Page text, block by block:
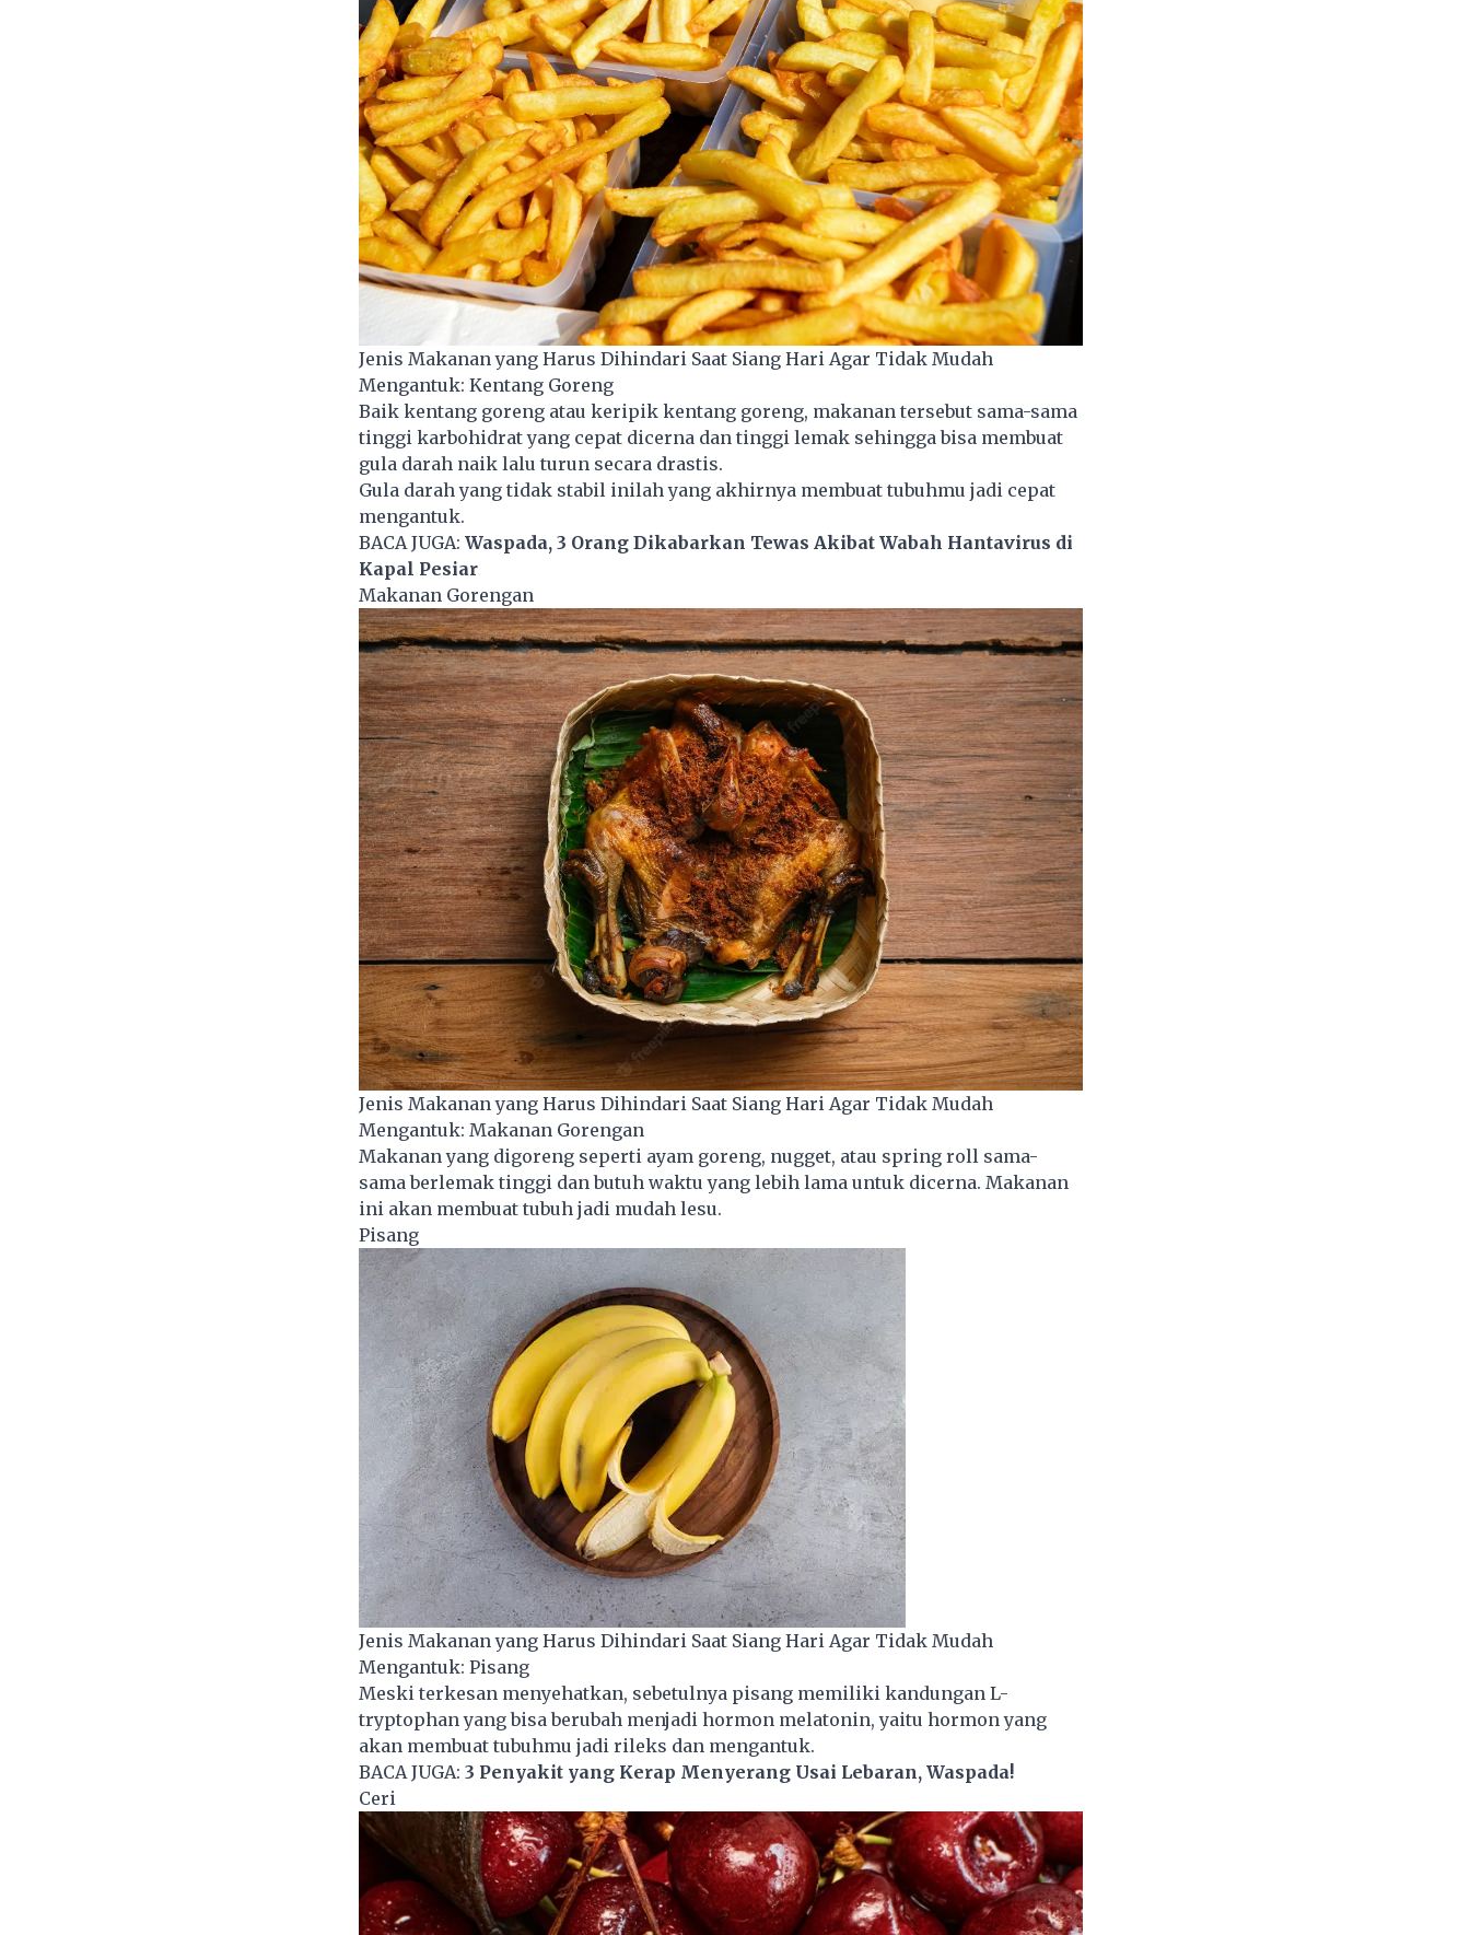
Jenis Makanan yang Harus Dihindari Saat Siang Hari Agar Tidak Mudah
Mengantuk: Kentang Goreng
Baik kentang goreng atau keripik kentang goreng, makanan tersebut sama-sama
tinggi karbohidrat yang cepat dicerna dan tinggi lemak sehingga bisa membuat
gula darah naik lalu turun secara drastis.
Gula darah yang tidak stabil inilah yang akhirnya membuat tubuhmu jadi cepat
mengantuk.
BACA JUGA: Waspada, 3 Orang Dikabarkan Tewas Akibat Wabah Hantavirus di
Kapal Pesiar
Makanan Gorengan
Jenis Makanan yang Harus Dihindari Saat Siang Hari Agar Tidak Mudah
Mengantuk: Makanan Gorengan
Makanan yang digoreng seperti ayam goreng, nugget, atau spring roll sama-
sama berlemak tinggi dan butuh waktu yang lebih lama untuk dicerna. Makanan
ini akan membuat tubuh jadi mudah lesu.
Pisang
Jenis Makanan yang Harus Dihindari Saat Siang Hari Agar Tidak Mudah
Mengantuk: Pisang
Meski terkesan menyehatkan, sebetulnya pisang memiliki kandungan L-
tryptophan yang bisa berubah menjadi hormon melatonin, yaitu hormon yang
akan membuat tubuhmu jadi rileks dan mengantuk.
BACA JUGA: 3 Penyakit yang Kerap Menyerang Usai Lebaran, Waspada!
Ceri